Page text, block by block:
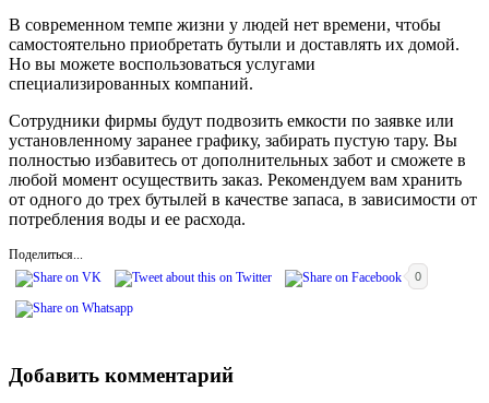
В современном темпе жизни у людей нет времени, чтобы
самостоятельно приобретать бутыли и доставлять их домой.
Но вы можете воспользоваться услугами
специализированных компаний.
Сотрудники фирмы будут подвозить емкости по заявке или
установленному заранее графику, забирать пустую тару. Вы
полностью избавитесь от дополнительных забот и сможете в
любой момент осуществить заказ. Рекомендуем вам хранить
от одного до трех бутылей в качестве запаса, в зависимости от
потребления воды и ее расхода.
Поделиться...
0
Добавить комментарий